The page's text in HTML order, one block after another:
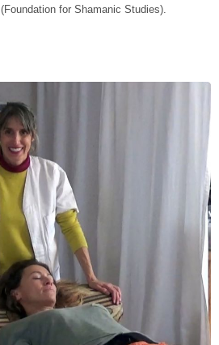
(Foundation for Shamanic Studies).